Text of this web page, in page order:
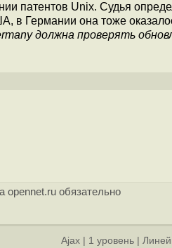
патентов Unix. Судья
Германии она тоже
должна проверять
opennet.ru обязательно
Ajax 1 уровень